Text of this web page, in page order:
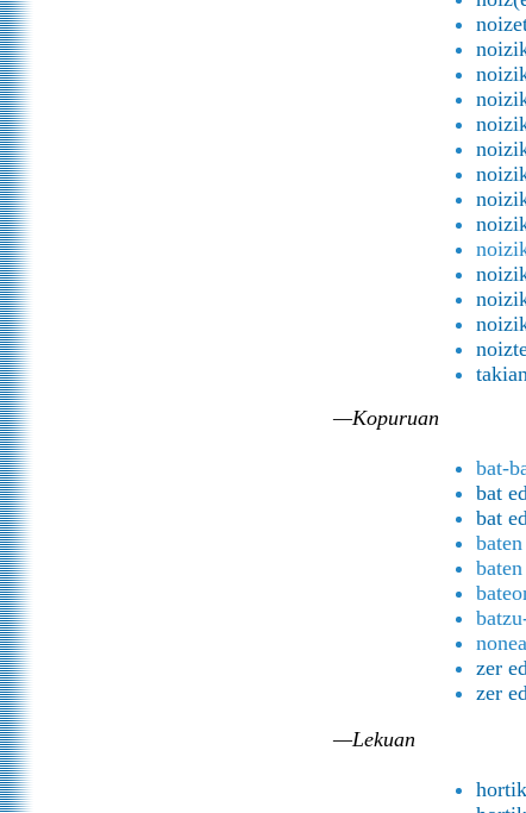
—Kopuruan
bat-
bat
bat
zer
zer
—Lekuan